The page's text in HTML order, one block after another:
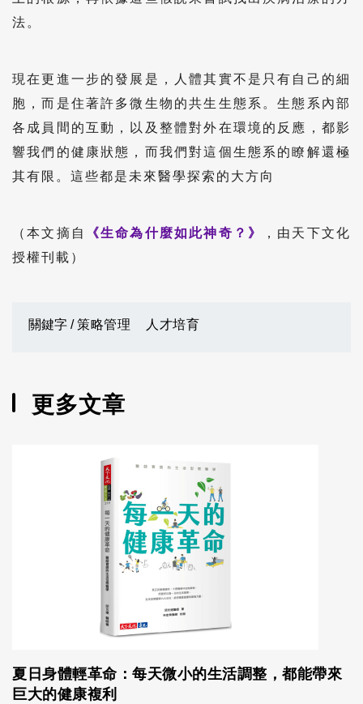
法。
現在更進一步的發展是，人體其實不是只有自己的細
胞，而是住著許多微生物的共生生態系。生態系內部
各成員間的互動，以及整體對外在環境的反應，都影
響我們的健康狀態，而我們對這個生態系的瞭解還極
其有限。這些都是未來醫學探索的大方向
（本文摘自 《生命為什麼如此神奇？》
，由天下文化
授權刊載）
關鍵字 / 策略管理 人才培育
更多文章
夏日身體輕革命：每天微小的生活調整，都能帶來
巨大的健康複利